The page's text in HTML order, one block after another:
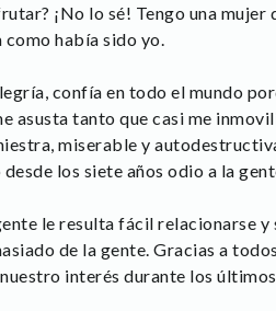
¡No lo sé! Tengo una
como había sido yo.
confía en todo el mundo
asusta tanto que casi me
miserable y
los siete años odio a la
le resulta fácil relacionarse
de la gente. Gracias a
interés durante los